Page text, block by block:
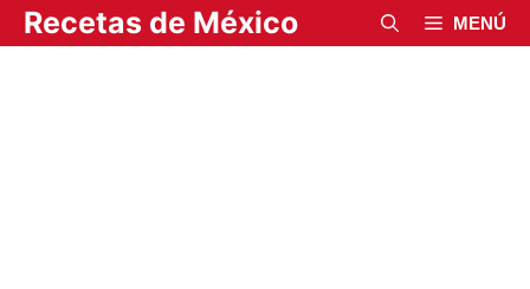
Saltar
al
Recetas de México MENÚ